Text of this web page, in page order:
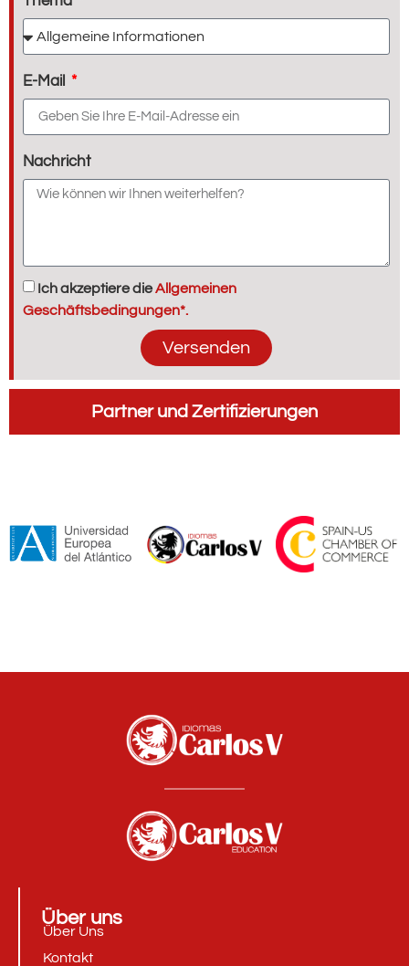
E-Mail
Nachricht
Ich akzeptiere dieAllgemeinen
Geschäftsbedingungen*.
Versenden
Partner und Zertifizierungen
Über uns
Über Uns
Kontakt